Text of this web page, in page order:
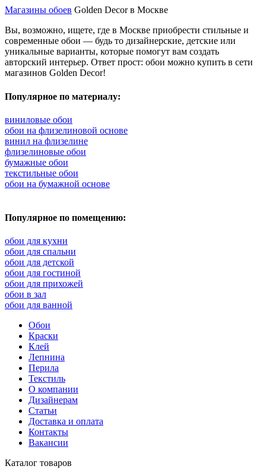
Магазины обоев Golden Decor в Москве
Вы, возможно, ищете, где в Москве приобрести стильные и
современные обои — будь то дизайнерские, детские или
уникальные варианты, которые помогут вам создать
авторский интерьер. Ответ прост: обои можно купить в сети
магазинов Golden Decor!
Популярное по материалу:
виниловые обои
обои на флизелиновой основе
винил на флизелине
флизелиновые обои
бумажные обои
текстильные обои
обои на бумажной основе
Популярное по помещению:
обои для кухни
обои для спальни
обои для детской
обои для гостиной
обои для прихожей
обои в зал
обои для ванной
Обои
Краски
Клей
Лепнина
Перила
Текстиль
О компании
Дизайнерам
Статьи
Доставка и оплата
Контакты
Вакансии
Каталог товаров